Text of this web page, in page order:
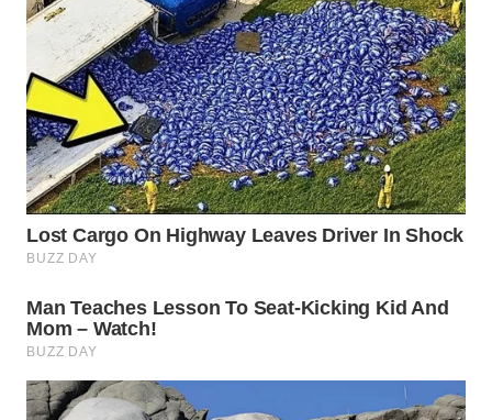
WN
KUNINGAN
WN
MAJALENGKA
WN
SUBANG
WN
PURWAKARTA